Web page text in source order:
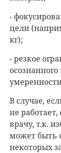
-
цели
кг);
- резкое
В случае,
не работает,
врачу, т.к.
может быть
некоторых